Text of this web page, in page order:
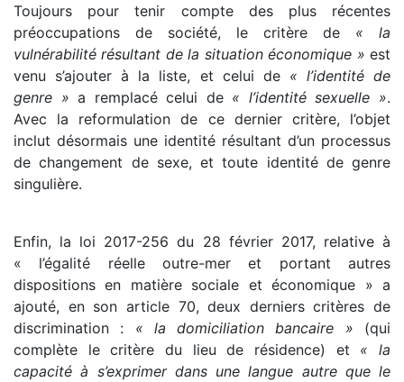
Toujours pour tenir compte des plus récentes
préoccupations de société, le critère de « la
vulnérabilité résultant de la situation économique » est
venu s’ajouter à la liste, et celui de « l’identité de
genre » a remplacé celui de « l’identité sexuelle ».
Avec la reformulation de ce dernier critère, l’objet
inclut désormais une identité résultant d’un processus
de changement de sexe, et toute identité de genre
singulière.
Enfin, la loi 2017-256 du 28 février 2017, relative à
« l’égalité réelle outre-mer et portant autres
dispositions en matière sociale et économique » a
ajouté, en son article 70, deux derniers critères de
discrimination : « la domiciliation bancaire » (qui
complète le critère du lieu de résidence) et « la
capacité à s’exprimer dans une langue autre que le